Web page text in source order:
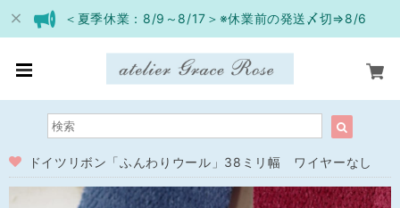
＜夏季休業：8/9～8/17＞※休業前の発送〆切⇒8/6
ドイツリボン「ふんわりウール」38ミリ幅 ワイヤーなし